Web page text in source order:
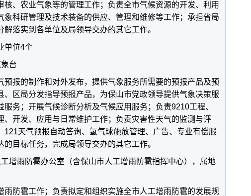
核、农业气象等的管理工作；负责全市气候资源的开发、利用
象科研管理及技术装备的供应、管理和维修等工作；承担省局
落实到各单位及局领导交办的其它工作。
位4个
台
报的制作和对外发布，提供气象服务所需要的预报产品及预
、区局分发指导预报产品，为保山市党政领导提供气象决策服
服务；开展气候诊断分析及气候应用服务；负责9210工程、
、开发、应用与日常维护工作；负责灾害性天气的监测与评
121天气预报自动答询、氢气球施放管理、广告、专业有偿服
目标任务，完成局领导交办的其它工作。
雨防雹办公室（含保山市人工增雨防雹指挥中心），属地
防雹工作；负责拟定和组织实施全市人工增雨防雹的发展规